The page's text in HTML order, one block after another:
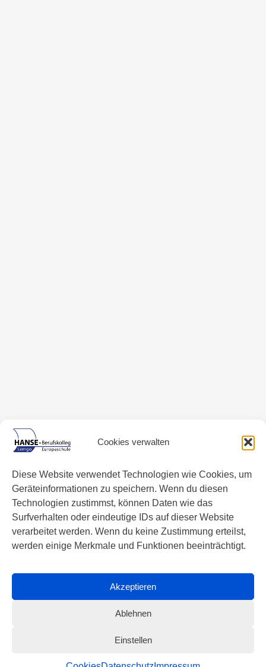
Cookies verwalten
Diese Website verwendet Technologien wie Cookies, um
Geräteinformationen zu speichern. Wenn du diesen
Technologien zustimmst, können Daten wie das
Surfverhalten oder eindeutige IDs auf dieser Website
verarbeitet werden. Wenn du keine Zustimmung erteilst,
werden einige Merkmale und Funktionen beeinträchtigt.
Akzeptieren
Ablehnen
Einstellen